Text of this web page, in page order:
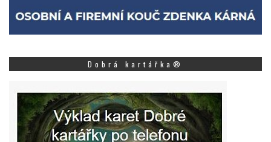
Dobrá kartářka®